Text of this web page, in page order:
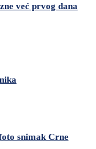
već prvog dana
snimak Crne